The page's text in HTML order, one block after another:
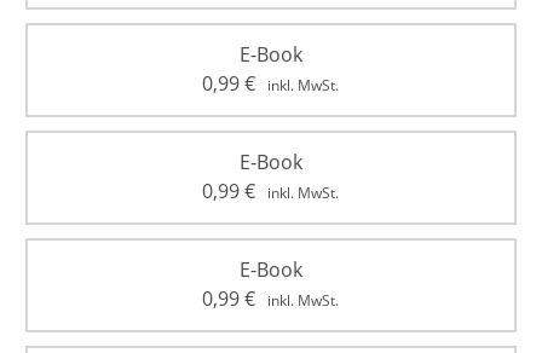
E-Book
0,99€ inkl. MwSt.
E-Book
0,99€ inkl. MwSt.
E-Book
0,99€ inkl. MwSt.